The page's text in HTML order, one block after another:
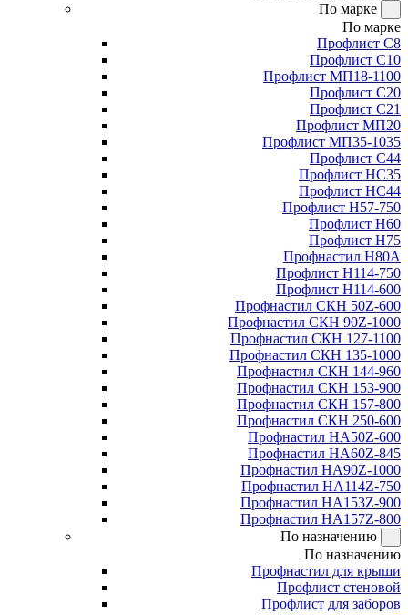
По марке
По марке
Профлист С8
Профлист С10
Профлист МП18-1100
Профлист С20
Профлист С21
Профлист МП20
Профлист МП35-1035
Профлист С44
Профлист НС35
Профлист НС44
Профлист Н57-750
Профлист Н60
Профлист Н75
Профнастил Н80А
Профлист Н114-750
Профлист Н114-600
Профнастил СКН 50Z-600
Профнастил СКН 90Z-1000
Профнастил СКН 127-1100
Профнастил СКН 135-1000
Профнастил СКН 144-960
Профнастил СКН 153-900
Профнастил СКН 157-800
Профнастил СКН 250-600
Профнастил НА50Z-600
Профнастил НА60Z-845
Профнастил НА90Z-1000
Профнастил НА114Z-750
Профнастил НА153Z-900
Профнастил НА157Z-800
По назначению
По назначению
Профнастил для крыши
Профлист стеновой
Профлист для заборов